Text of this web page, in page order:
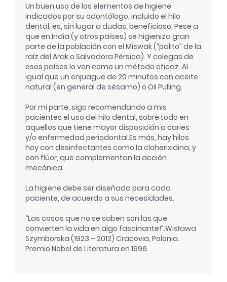
Un buen uso de los elementos de higiene
indicados por su odontólogo, incluido el hilo
dental, es, sin lugar a dudas, beneficioso. Pese a
que en India (y otros países) se higieniza gran
parte de la población con el Miswak (“palito” de la
raíz del Arak o Salvadora Pérsica). Y colegas de
esos países lo ven como un método eficaz. Al
igual que un enjuague de 20 minutos con aceite
natural (en general de sésamo) o Oil Pulling.
Por mi parte, sigo recomendando a mis
pacientes el uso del hilo dental, sobre todo en
aquellos que tiene mayor disposición a caries
y/o enfermedad periodontal.Es más, hay hilos
hoy con desinfectantes como la cloherixidina, y
con flúor, que complementan la acción
mecánica.
La higiene debe ser diseñada para cada
paciente, de acuerdo a sus necesidades.
“Las cosas que no se saben son las que
convierten la vida en algo fascinante!”.Wisława
Szymborska (1923 – 2012) Cracovia, Polonia.
Premio Nobel de Literatura en 1996.